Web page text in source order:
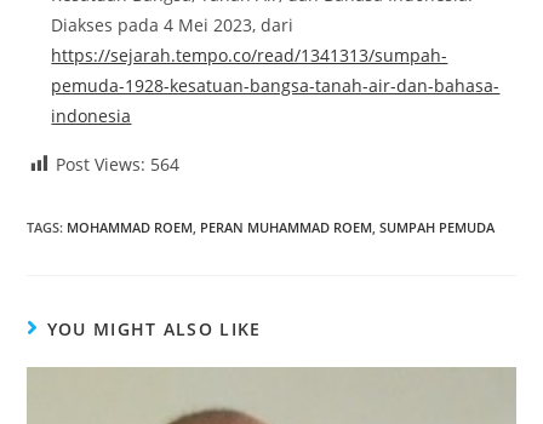
Diakses pada 4 Mei 2023, dari
https://sejarah.tempo.co/read/1341313/sumpah-
pemuda-1928-kesatuan-bangsa-tanah-air-dan-bahasa-
indonesia
Post Views: 564
TAGS: MOHAMMAD ROEM PERAN MUHAMMAD ROEM SUMPAH PEMUDA
YOU MIGHT ALSO LIKE